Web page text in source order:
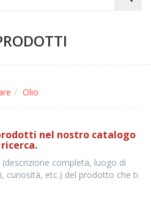
Olio
nel nostro catalogo
completa, luogo di
curiosità, etc.) del prodotto che ti